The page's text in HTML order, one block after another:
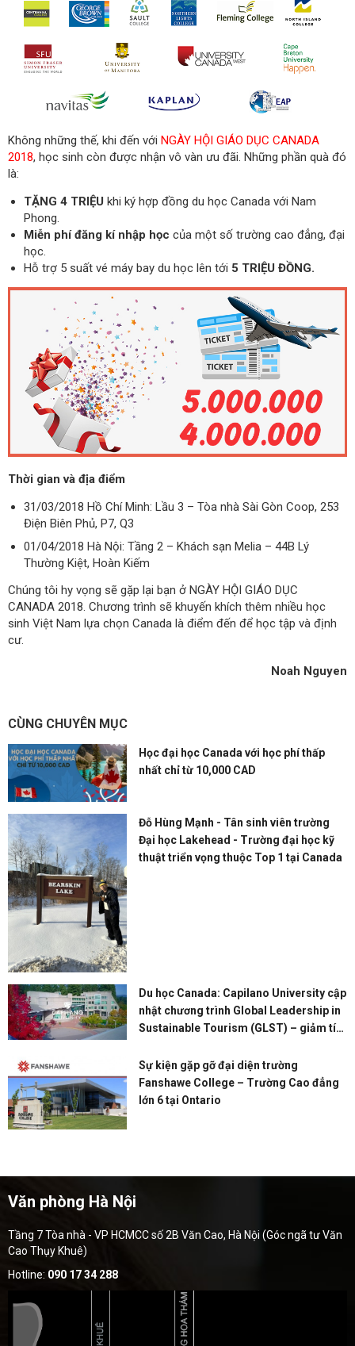
Không những thế, khi đến với NGÀY HỘI GIÁO DỤC CANADA
2018, học sinh còn được nhận vô vàn ưu đãi. Những phần quà đó
là:
TẶNG 4 TRIỆU khi ký hợp đồng du học Canada với Nam
Phong.
Miễn phí đăng kí nhập học của một số trường cao đẳng, đại
học.
Hỗ trợ 5 suất vé máy bay du học lên tới 5 TRIỆU ĐỒNG.
Thời gian và địa điểm
31/03/2018 Hồ Chí Minh: Lầu 3 – Tòa nhà Sài Gòn Coop, 253
Điện Biên Phủ, P7, Q3
01/04/2018 Hà Nội: Tầng 2 – Khách sạn Melia – 44B Lý
Thường Kiệt, Hoàn Kiếm
Chúng tôi hy vọng sẽ gặp lại bạn ở NGÀY HỘI GIÁO DỤC
CANADA 2018. Chương trình sẽ khuyến khích thêm nhiều học
sinh Việt Nam lựa chọn Canada là điểm đến để học tập và định
cư.
Noah Nguyen
CÙNG CHUYÊN MỤC
Học đại học Canada với học phí thấp
nhất chỉ từ 10,000 CAD
Đỗ Hùng Mạnh - Tân sinh viên trường
Đại học Lakehead - Trường đại học kỹ
thuật triển vọng thuộc Top 1 tại Canada
Du học Canada: Capilano University cập
nhật chương trình Global Leadership in
Sustainable Tourism (GLST) – giảm tín
Sự kiện gặp gỡ đại diện trường
Fanshawe College – Trường Cao đẳng
lớn 6 tại Ontario
Văn phòng Hà Nội
Tầng 7 Tòa nhà - VP HCMCC số 2B Văn Cao, Hà Nội (Góc ngã tư Văn
Cao Thụy Khuê)
Hotline: 090 17 34 288